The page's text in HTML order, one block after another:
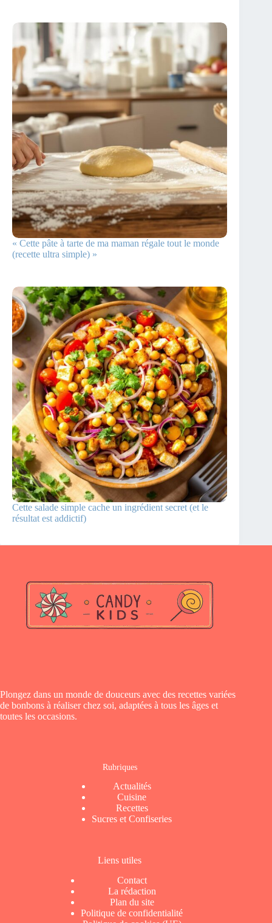
« Cette pâte à tarte de ma maman régale tout le monde
(recette ultra simple) »
Cette salade simple cache un ingrédient secret (et le
résultat est addictif)
Plongez dans un monde de douceurs avec des recettes variées
de bonbons à réaliser chez soi, adaptées à tous les âges et
toutes les occasions.
Rubriques
Actualités
Cuisine
Recettes
Sucres et Confiseries
Liens utiles
Contact
La rédaction
Plan du site
Politique de confidentialité